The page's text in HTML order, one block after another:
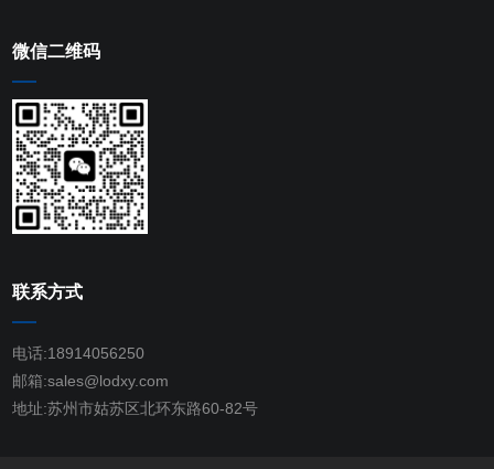
微信二维码
联系方式
电话:18914056250
邮箱:sales@lodxy.com
地址:苏州市姑苏区北环东路60-82号